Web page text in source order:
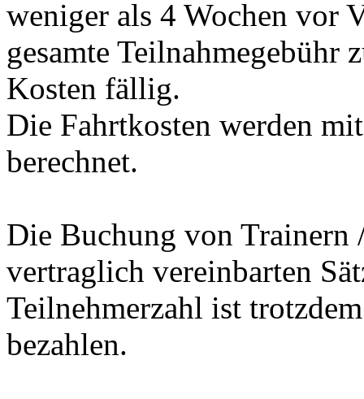
weniger als 4 Wochen vor
gesamte Teilnahmegebühr
Kosten fällig.
Die Fahrtkosten werden
berechnet.
Die Buchung von Trainern
vertraglich vereinbarten
Teilnehmerzahl ist
bezahlen.